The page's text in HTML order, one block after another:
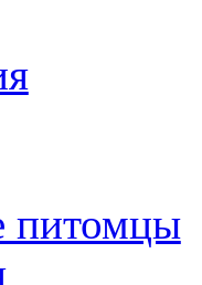
питомцы